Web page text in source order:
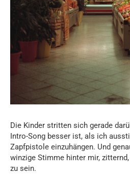
Die Kinder stritten sich gerade
Intro-Song besser ist, als ich
Zapfpistole einzuhängen. Und
winzige Stimme hinter mir,
zu sein.